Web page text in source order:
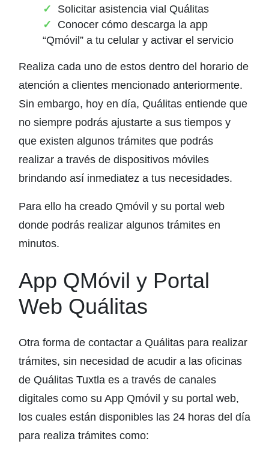
Solicitar asistencia vial Quálitas
Conocer cómo descarga la app
“Qmóvil” a tu celular y activar el servicio
Realiza cada uno de estos dentro del horario de
atención a clientes mencionado anteriormente.
Sin embargo, hoy en día, Quálitas entiende que
no siempre podrás ajustarte a sus tiempos y
que existen algunos trámites que podrás
realizar a través de dispositivos móviles
brindando así inmediatez a tus necesidades.
Para ello ha creado Qmóvil y su portal web
donde podrás realizar algunos trámites en
minutos.
App QMóvil y Portal
Web Quálitas
Otra forma de contactar a Quálitas para realizar
trámites, sin necesidad de acudir a las oficinas
de Quálitas Tuxtla es a través de canales
digitales como su App Qmóvil y su portal web,
los cuales están disponibles las 24 horas del día
para realiza trámites como: